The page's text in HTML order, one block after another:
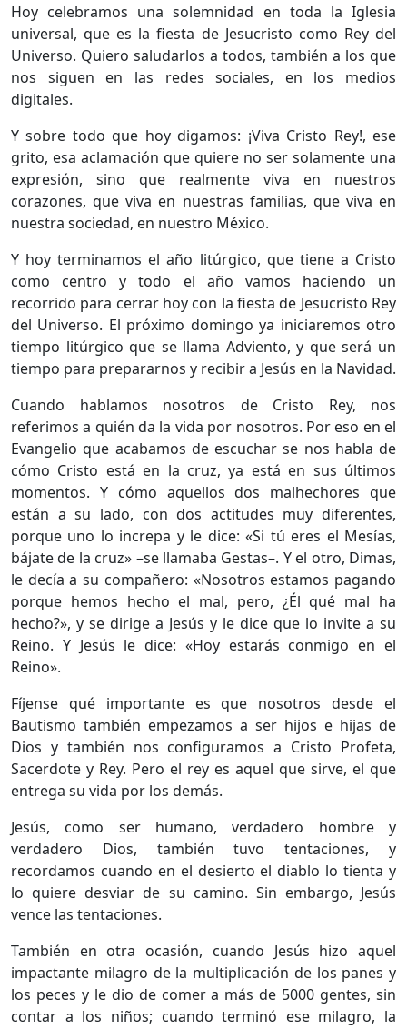
Hoy celebramos una solemnidad en toda la Iglesia
universal, que es la fiesta de Jesucristo como Rey del
Universo. Quiero saludarlos a todos, también a los que
nos siguen en las redes sociales, en los medios
digitales.
Y sobre todo que hoy digamos: ¡Viva Cristo Rey!, ese
grito, esa aclamación que quiere no ser solamente una
expresión, sino que realmente viva en nuestros
corazones, que viva en nuestras familias, que viva en
nuestra sociedad, en nuestro México.
Y hoy terminamos el año litúrgico, que tiene a Cristo
como centro y todo el año vamos haciendo un
recorrido para cerrar hoy con la fiesta de Jesucristo Rey
del Universo. El próximo domingo ya iniciaremos otro
tiempo litúrgico que se llama Adviento, y que será un
tiempo para prepararnos y recibir a Jesús en la Navidad.
Cuando hablamos nosotros de Cristo Rey, nos
referimos a quién da la vida por nosotros. Por eso en el
Evangelio que acabamos de escuchar se nos habla de
cómo Cristo está en la cruz, ya está en sus últimos
momentos. Y cómo aquellos dos malhechores que
están a su lado, con dos actitudes muy diferentes,
porque uno lo increpa y le dice: «Si tú eres el Mesías,
bájate de la cruz» –se llamaba Gestas–. Y el otro, Dimas,
le decía a su compañero: «Nosotros estamos pagando
porque hemos hecho el mal, pero, ¿Él qué mal ha
hecho?», y se dirige a Jesús y le dice que lo invite a su
Reino. Y Jesús le dice: «Hoy estarás conmigo en el
Reino».
Fíjense qué importante es que nosotros desde el
Bautismo también empezamos a ser hijos e hijas de
Dios y también nos configuramos a Cristo Profeta,
Sacerdote y Rey. Pero el rey es aquel que sirve, el que
entrega su vida por los demás.
Jesús, como ser humano, verdadero hombre y
verdadero Dios, también tuvo tentaciones, y
recordamos cuando en el desierto el diablo lo tienta y
lo quiere desviar de su camino. Sin embargo, Jesús
vence las tentaciones.
También en otra ocasión, cuando Jesús hizo aquel
impactante milagro de la multiplicación de los panes y
los peces y le dio de comer a más de 5000 gentes, sin
contar a los niños; cuando terminó ese milagro, la